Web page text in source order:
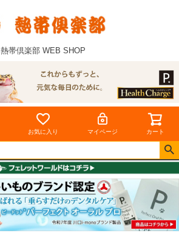
熱帯倶楽部 WEB SHOP
お気に入り マイページ カート